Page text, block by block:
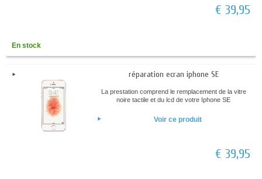
€ 39,95
En stock
réparation ecran iphone SE
La prestation comprend le remplacement de la vitre
noire tactile et du lcd de votre Iphone SE
Voir ce produit
€ 39,95